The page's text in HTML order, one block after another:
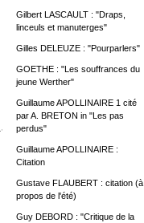
Gilbert LASCAULT : "Draps,
linceuls et manuterges"
Gilles DELEUZE : "Pourparlers"
GOETHE : "Les souffrances du
jeune Werther"
Guillaume APOLLINAIRE 1 cité
par A. BRETON in "Les pas
perdus"
Guillaume APOLLINAIRE :
Citation
Gustave FLAUBERT : citation (à
propos de l'été)
Guy DEBORD : "Critique de la